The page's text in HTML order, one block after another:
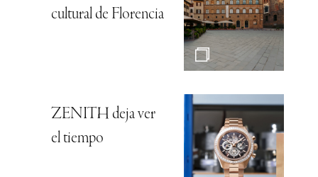
cultural de Florencia
ZENITH deja ver
el tiempo